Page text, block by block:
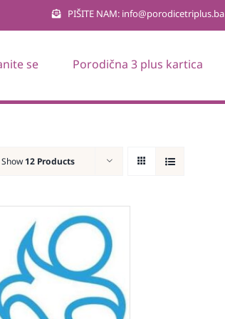
PIŠITE NAM: info@porodicetriplus.ba
se Porodična 3 plus kartica
Show 12 Products